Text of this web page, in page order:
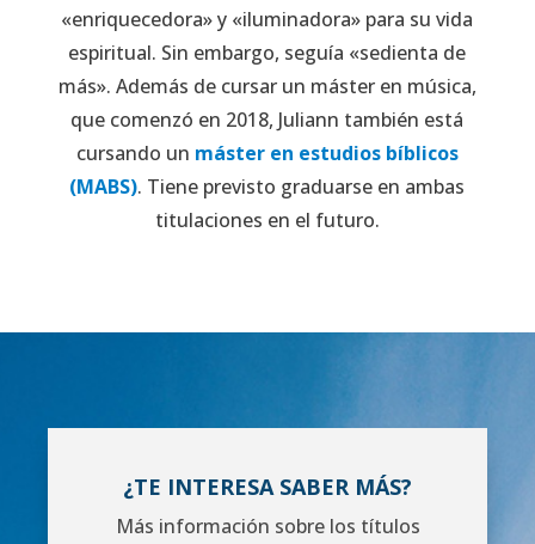
«enriquecedora» y «iluminadora» para su vida
espiritual. Sin embargo, seguía «sedienta de
más». Además de cursar un máster en música,
que comenzó en 2018, Juliann también está
cursando un máster en estudios bíblicos
(MABS). Tiene previsto graduarse en ambas
titulaciones en el futuro.
¿TE INTERESA SABER MÁS?
Más información sobre los títulos